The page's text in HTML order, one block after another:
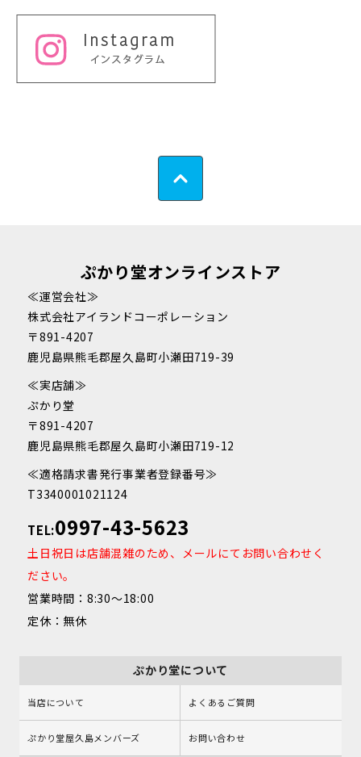
ぷかり堂オンラインストア
≪運営会社≫
株式会社アイランドコーポレーション
〒891-4207
鹿児島県熊毛郡屋久島町小瀬田719-39
≪実店舗≫
ぷかり堂
〒891-4207
鹿児島県熊毛郡屋久島町小瀬田719-12
≪適格請求書発行事業者登録番号≫
T3340001021124
TEL:0997-43-5623
土日祝日は店舗混雑のため、メールにてお問い合わせく
ださい。
営業時間：8:30～18:00
定休：無休
ぷかり堂について
当店について よくあるご質問
ぷかり堂屋久島メンバーズ お問い合わせ